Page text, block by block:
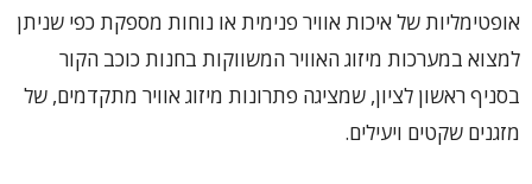
אופטימליות של איכות אוויר פנימית או נוחות מספקת כפי שניתן
למצוא במערכות מיזוג האוויר המשווקות בחנות כוכב הקור
בסניף ראשון לציון, שמציגה פתרונות מיזוג אוויר מתקדמים, של
מזגנים שקטים ויעילים.